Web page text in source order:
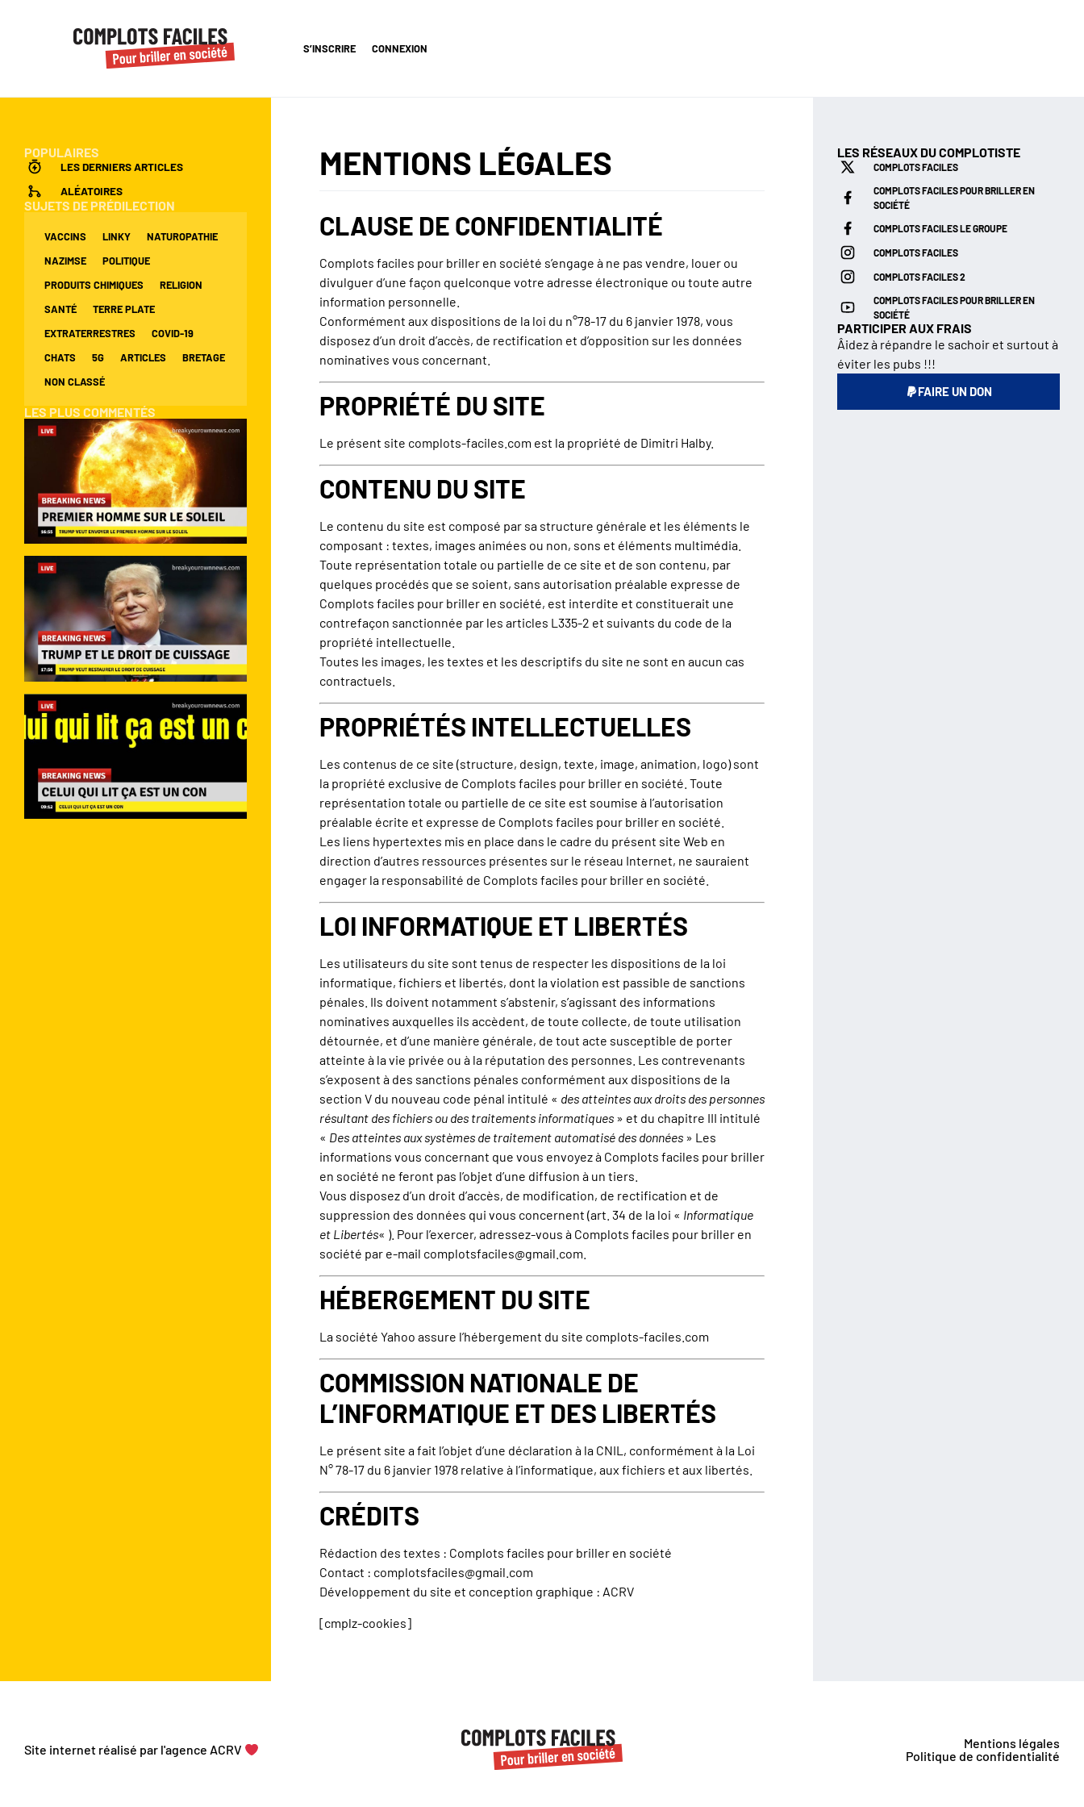
S’INSCRIRE CONNEXION
POPULAIRES
LES DERNIERS ARTICLES
ALÉATOIRES
SUJETS DE PRÉDILECTION
VACCINS LINKY
NATUROPATHIE
NAZIMSE
POLITIQUE
PRODUITS CHIMIQUES
RELIGION
SANTÉ
TERRE PLATE
EXTRATERRESTRES
COVID-19
CHATS
5G ARTICLES
BRETAGE
NON CLASSÉ
LES PLUS COMMENTÉS
MENTIONS LÉGALES
CLAUSE DE CONFIDENTIALITÉ
Complots faciles pour briller en société s’engage à ne pas vendre, louer ou
divulguer d’une façon quelconque votre adresse électronique ou toute autre
information personnelle.
Conformément aux dispositions de la loi du n°78-17 du 6 janvier 1978, vous
disposez d’un droit d’accès, de rectification et d’opposition sur les données
nominatives vous concernant.
PROPRIÉTÉ DU SITE
Le présent site complots-faciles.com est la propriété de Dimitri Halby.
CONTENU DU SITE
Le contenu du site est composé par sa structure générale et les éléments le
composant : textes, images animées ou non, sons et éléments multimédia.
Toute représentation totale ou partielle de ce site et de son contenu, par
quelques procédés que se soient, sans autorisation préalable expresse de
Complots faciles pour briller en société, est interdite et constituerait une
contrefaçon sanctionnée par les articles L335-2 et suivants du code de la
propriété intellectuelle.
Toutes les images, les textes et les descriptifs du site ne sont en aucun cas
contractuels.
PROPRIÉTÉS INTELLECTUELLES
Les contenus de ce site (structure, design, texte, image, animation, logo) sont
la propriété exclusive de Complots faciles pour briller en société. Toute
représentation totale ou partielle de ce site est soumise à l’autorisation
préalable écrite et expresse de Complots faciles pour briller en société.
Les liens hypertextes mis en place dans le cadre du présent site Web en
direction d’autres ressources présentes sur le réseau Internet, ne sauraient
engager la responsabilité de Complots faciles pour briller en société.
LOI INFORMATIQUE ET LIBERTÉS
Les utilisateurs du site sont tenus de respecter les dispositions de la loi
informatique, fichiers et libertés, dont la violation est passible de sanctions
pénales. Ils doivent notamment s’abstenir, s’agissant des informations
nominatives auxquelles ils accèdent, de toute collecte, de toute utilisation
détournée, et d’une manière générale, de tout acte susceptible de porter
atteinte à la vie privée ou à la réputation des personnes. Les contrevenants
s’exposent à des sanctions pénales conformément aux dispositions de la
section V du nouveau code pénal intitulé « des atteintes aux droits des personnes
résultant des fichiers ou des traitements informatiques » et du chapitre III intitulé
« Des atteintes aux systèmes de traitement automatisé des données » Les
informations vous concernant que vous envoyez à Complots faciles pour briller
en société ne feront pas l’objet d’une diffusion à un tiers.
Vous disposez d’un droit d’accès, de modification, de rectification et de
suppression des données qui vous concernent (art. 34 de la loi « Informatique
et Libertés« ). Pour l’exercer, adressez-vous à Complots faciles pour briller en
société par e-mail complotsfaciles@gmail.com
HÉBERGEMENT DU SITE
La société Yahoo assure l’hébergement du site complots-faciles.com
COMMISSION NATIONALE DE
L’INFORMATIQUE ET DES LIBERTÉS
Le présent site a fait l’objet d’une déclaration à la CNIL, conformément à la Loi
N° 78-17 du 6 janvier 1978 relative à l’informatique, aux fichiers et aux libertés.
CRÉDITS
Rédaction des textes : Complots faciles pour briller en société
Contact : complotsfaciles@gmail.com
Développement du site et conception graphique : ACRV
[cmplz-cookies]
LES RÉSEAUX DU COMPLOTISTE
COMPLOTS FACILES
COMPLOTS FACILES POUR BRILLER EN
SOCIÉTÉ
COMPLOTS FACILES LE GROUPE
COMPLOTS FACILES
COMPLOTS FACILES 2
COMPLOTS FACILES POUR BRILLER EN
SOCIÉTÉ
PARTICIPER AUX FRAIS
Âidez à répandre le sachoir et surtout à
éviter les pubs !!!
FAIRE UN DON
Site internet réalisé par l'agence ACRV
Mentions légales
Politique de confidentialité